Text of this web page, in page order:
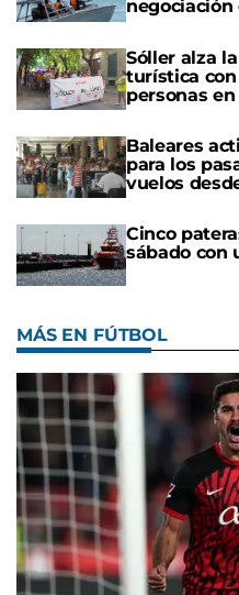
negociación
Sóller alza
turística
personas
Baleares
para los
vuelos
Cinco
sábado con
MÁS EN FÚTBOL